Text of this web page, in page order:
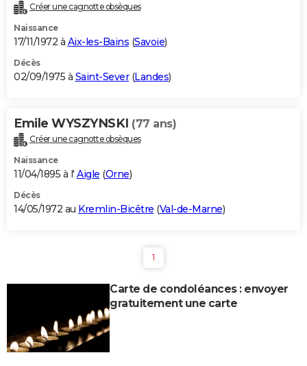
Créer une cagnotte obsèques
Naissance
17/11/1972 à Aix-les-Bains (Savoie)
Décès
02/09/1975 à Saint-Sever(Landes)
Emile WYSZYNSKI (77 ans)
Créer une cagnotte obsèques
Naissance
11/04/1895 à l' Aigle (Orne)
Décès
14/05/1972 au Kremlin-Bicêtre (Val-de-Marne)
1
Carte de condoléances : envoyer
gratuitement une carte